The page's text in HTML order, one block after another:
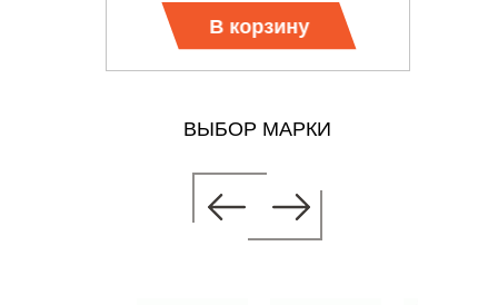
В корзину
ВЫБОР МАРКИ